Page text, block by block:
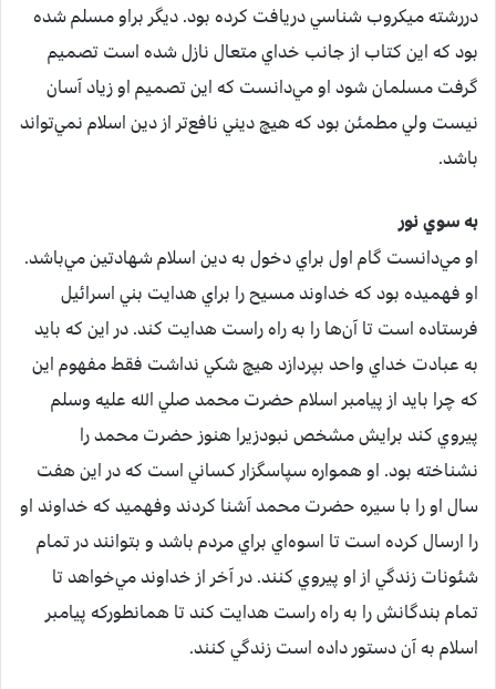
دررشته ميکروب شناسي دريافت کرده بود. ديگر براو مسلم شده
بود که اين کتاب از جانب خداي متعال نازل شده است تصميم
گرفت مسلمان شود او مي‌دانست که اين تصميم او زياد آسان
نيست ولي مطمئن بود که هيچ ديني نافع‌تر از دين اسلام نمي‌تواند
باشد.
به سوي نور
او مي‌دانست گام اول براي دخول به دين اسلام شهادتين مي‌باشد.
او فهميده بود که خداوند مسيح را براي هدايت بني اسرائيل
فرستاده است تا آن‌ها را به راه راست هدايت کند. در اين که بايد
به عبادت خداي واحد بپردازد هيچ شکي نداشت فقط مفهوم اين
که چرا بايد از پيامبر اسلام حضرت محمد صلي الله عليه وسلم
پيروي کند برايش مشخص نبودزيرا هنوز حضرت محمد را
نشناخته بود. او همواره سپاسگزار کساني است که در اين هفت
سال او را با سيره حضرت محمد آشنا کردند وفهميد که خداوند او
را ارسال کرده است تا اسوه‌اي براي مردم باشد و بتوانند در تمام
شئونات زندگي از او پيروي کنند. در آخر از خداوند مي‌خواهد تا
تمام بندگانش را به راه راست هدايت کند تا همانطورکه پيامبر
اسلام به آن دستور داده است زندگي کنند.